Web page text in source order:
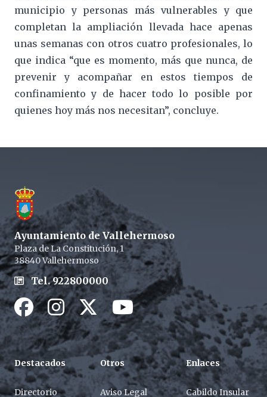
municipio y personas más vulnerables y que
completan la ampliación llevada hace apenas
unas semanas con otros cuatro profesionales, lo
que indica “que es momento, más que nunca, de
prevenir y acompañar en estos tiempos de
confinamiento y de hacer todo lo posible por
quienes hoy más nos necesitan”, concluye.
Ayuntamiento de Vallehermoso
Plaza de La Constitución, 1
38840 Vallehermoso
Tel. 922800000
FacebookInstagramTwitter / XYoutube / X
Destacados
Directorio
Otros
Aviso Legal
Enlaces
Cabildo Insular